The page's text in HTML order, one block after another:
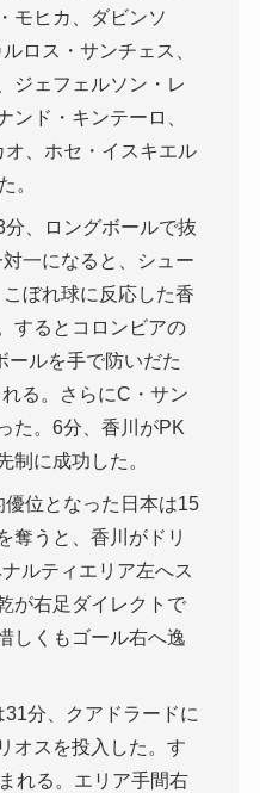
モヒカ、ダビンソ
ロス・サンチェス、
ジェフェルソン・レ
ンド・キンテーロ、
、ホセ・イスキエル
。
、ロングボールで抜
一になると、シュー
ぼれ球に反応した香
するとコロンビアの
ールを手で防いだた
る。さらにC・サン
た。6分、香川がPK
制に成功した。
位となった日本は15
奪うと、香川がドリ
ルティエリア左へス
が右足ダイレクトで
しくもゴール右へ逸
分、クアドラードに
オスを投入した。す
れる。エリア手間右